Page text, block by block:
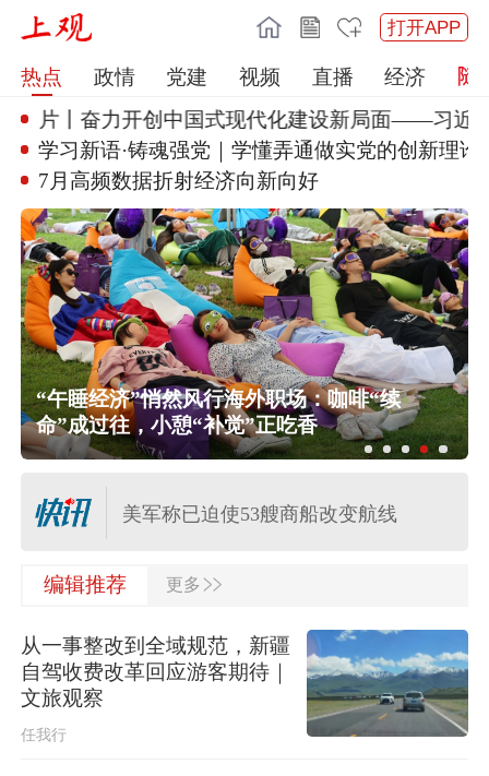
打开APP
热点 政情 党建 视频 直播
经济
片丨奋力开创中国式现代化建设新局面——习近平总
学习新语·铸魂强党｜学懂弄通做实党的创新理论
上半年我国经营主体结构持续优化
“午睡经济”悄然风行海外职场：咖啡“续
命”成过往，小憩“补觉”正吃香
上海发布海浪橙色预警！
上海更新中心城区暴雨黄色预警信号
为暴雨橙色预警信号
中央气象台三预警齐发，“白海豚”最新
位置公布
2026年7月份居民消费价格同比上涨
0.5%
日本熊本县发生4.2级地震
美军称已迫使53艘商船改变航线
上海发布海浪橙色预警！
上海更新中心城区暴雨黄色预警信号
为暴雨橙色预警信号
编辑推荐 更多 >>
从一事整改到全域规范，新疆
自驾收费改革回应游客期待｜
文旅观察
任我行